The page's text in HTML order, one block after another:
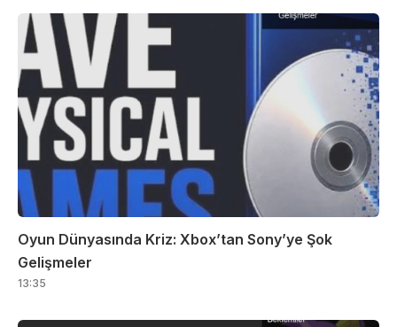
Oyun Dünyasında Kriz: Xbox’tan Sony’ye Şok
Gelişmeler
13:35